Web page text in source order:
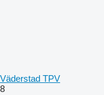
Väderstad TPV
8